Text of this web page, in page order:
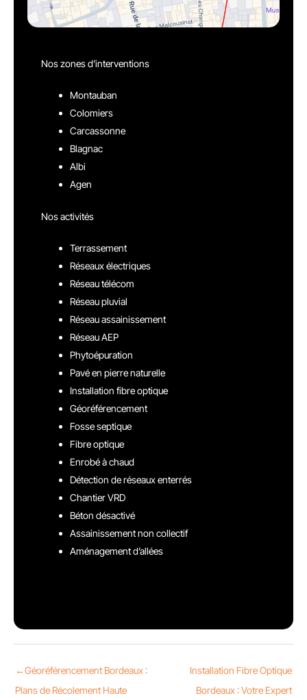
Nos zones d’interventions
Montauban
Colomiers
Carcassonne
Blagnac
Albi
Agen
Nos activités
Terrassement
Réseaux électriques
Réseau télécom
Réseau pluvial
Réseau assainissement
Réseau AEP
Phytoépuration
Pavé en pierre naturelle
Installation fibre optique
Géoréférencement
Fosse septique
Fibre optique
Enrobé à chaud
Détection de réseaux enterrés
Chantier VRD
Béton désactivé
Assainissement non collectif
Aménagement d’allées
←Géoréférencement Bordeaux :
Plans de Récolement Haute
Installation Fibre Optique
Bordeaux : Votre Expert